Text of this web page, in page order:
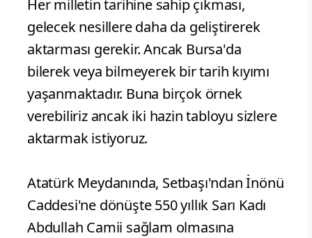
Her milletin tarihine sahip çıkması,
gelecek nesillere daha da geliştirerek
aktarması gerekir. Ancak Bursa'da
bilerek veya bilmeyerek bir tarih kıyımı
yaşanmaktadır. Buna birçok örnek
verebiliriz ancak iki hazin tabloyu sizlere
aktarmak istiyoruz.
Atatürk Meydanında, Setbaşı'ndan İnönü
Caddesi'ne dönüşte 550 yıllık Sarı Kadı
Abdullah Camii sağlam olmasına